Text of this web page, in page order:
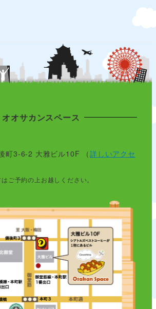
オオサカンスペース
町3-6-2 大雅ビル10F （詳しいアクセ
ご予約の上お越しください。